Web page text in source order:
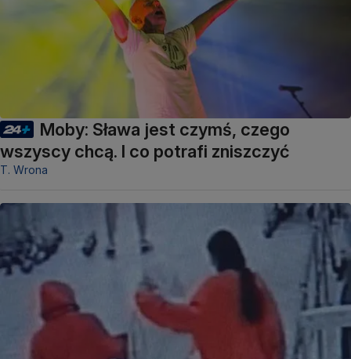
Moby: Sława jest czymś, czego
wszyscy chcą. I co potrafi zniszczyć
T. Wrona